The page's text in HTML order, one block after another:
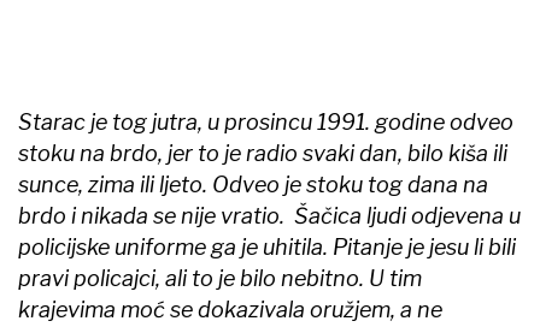
Starac je tog jutra, u prosincu 1991. godine odveo
stoku na brdo, jer to je radio svaki dan, bilo kiša ili
sunce, zima ili ljeto. Odveo je stoku tog dana na
brdo i nikada se nije vratio. Šačica ljudi odjevena u
policijske uniforme ga je uhitila. Pitanje je jesu li bili
pravi policajci, ali to je bilo nebitno. U tim
krajevima moć se dokazivala oružjem, a ne